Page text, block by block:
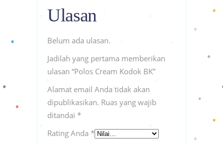
Ulasan
Belum ada ulasan.
Jadilah yang pertama memberikan
ulasan “Polos Cream Kodok BK”
Alamat email Anda tidak akan
dipublikasikan. Ruas yang wajib
ditandai *
Rating Anda *